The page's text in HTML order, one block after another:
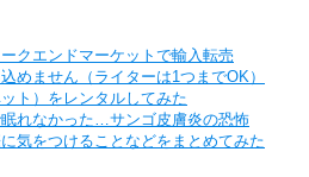
クエンドマーケットで輸入転売
めません（ライターは1つまでOK）
ト）をレンタルしてみた
れなかった…サンゴ皮膚炎の恐怖
気をつけることなどをまとめてみた